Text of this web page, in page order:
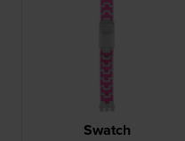
Swatch